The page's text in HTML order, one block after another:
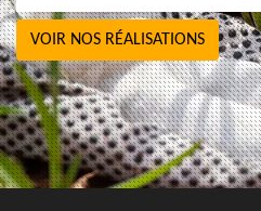
VOIR NOS RÉALISATIONS